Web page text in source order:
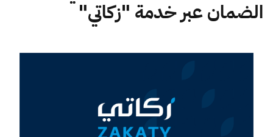
بحث بحث AI
اقتراحات
التصرفات العقارية
الضمان عبر خدمة "زكاتي"